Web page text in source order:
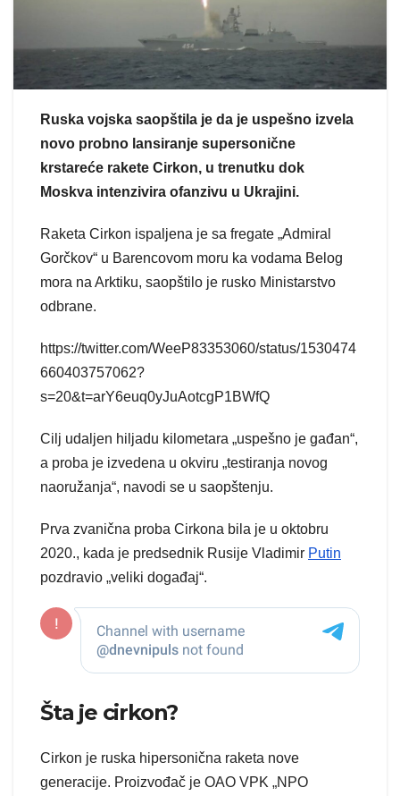
Ruska vojska saopštila je da je uspešno izvela
novo probno lansiranje supersonične
krstareće rakete Cirkon, u trenutku dok
Moskva intenzivira ofanzivu u Ukrajini.
Raketa Cirkon ispaljena je sa fregate „Admiral
Gorčkov“ u Barencovom moru ka vodama Belog
mora na Arktiku, saopštilo je rusko Ministarstvo
odbrane.
https://twitter.com/WeeP83353060/status/1530474
660403757062?
s=20&t=arY6euq0yJuAotcgP1BWfQ
Cilj udaljen hiljadu kilometara „uspešno je gađan“,
a proba je izvedena u okviru „testiranja novog
naoružanja“, navodi se u saopštenju.
Prva zvanična proba Cirkona bila je u oktobru
2020., kada je predsednik Rusije Vladimir Putin
pozdravio „veliki događaj“.
Šta je cirkon?
Cirkon je ruska hipersonična raketa nove
generacije. Proizvođač je OAO VPK „NPO